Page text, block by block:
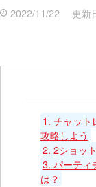
2022/11/22 更新
1. チャット
攻略しよう
2. 2ショッ
3. パーティ
は？